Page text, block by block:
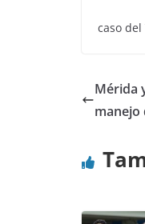
caso
Mérida
manejo